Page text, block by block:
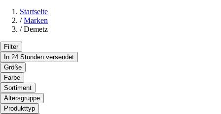
Startseite
/ Marken
/ Demetz
Filter
In 24 Stunden versendet
Größe
Farbe
Sortiment
Altersgruppe
Produkttyp